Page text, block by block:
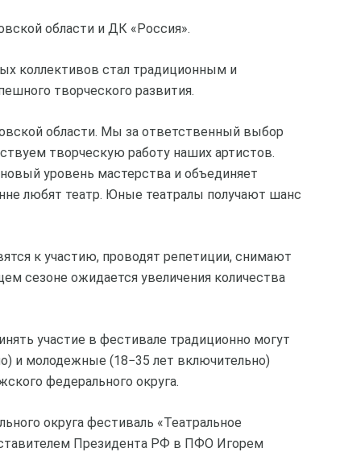
области и ДК «Россия».
коллективов стал традиционным и
творческого развития.
области. Мы за ответственный выбор
творческую работу наших артистов.
уровень мастерства и объединяет
любят театр. Юные театралы получают шанс
к участию, проводят репетиции, снимают
сезоне ожидается увеличения количества
участие в фестивале традиционно могут
и молодежные (18−35 лет включительно)
федерального округа.
округа фестиваль «Театральное
Президента РФ в ПФО Игорем